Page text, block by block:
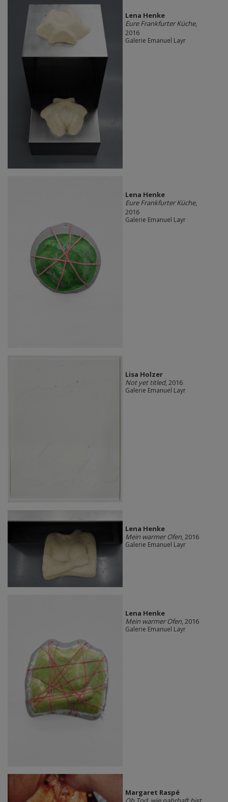
Lena Henke
Eure Frankfurter Küche,
2016
Galerie Emanuel Layr
Lena Henke
Eure Frankfurter Küche,
2016
Galerie Emanuel Layr
Lisa Holzer
Not yet titled, 2016
Galerie Emanuel Layr
Lena Henke
Mein warmer Ofen, 2016
Galerie Emanuel Layr
Lena Henke
Mein warmer Ofen, 2016
Galerie Emanuel Layr
Margaret Raspé